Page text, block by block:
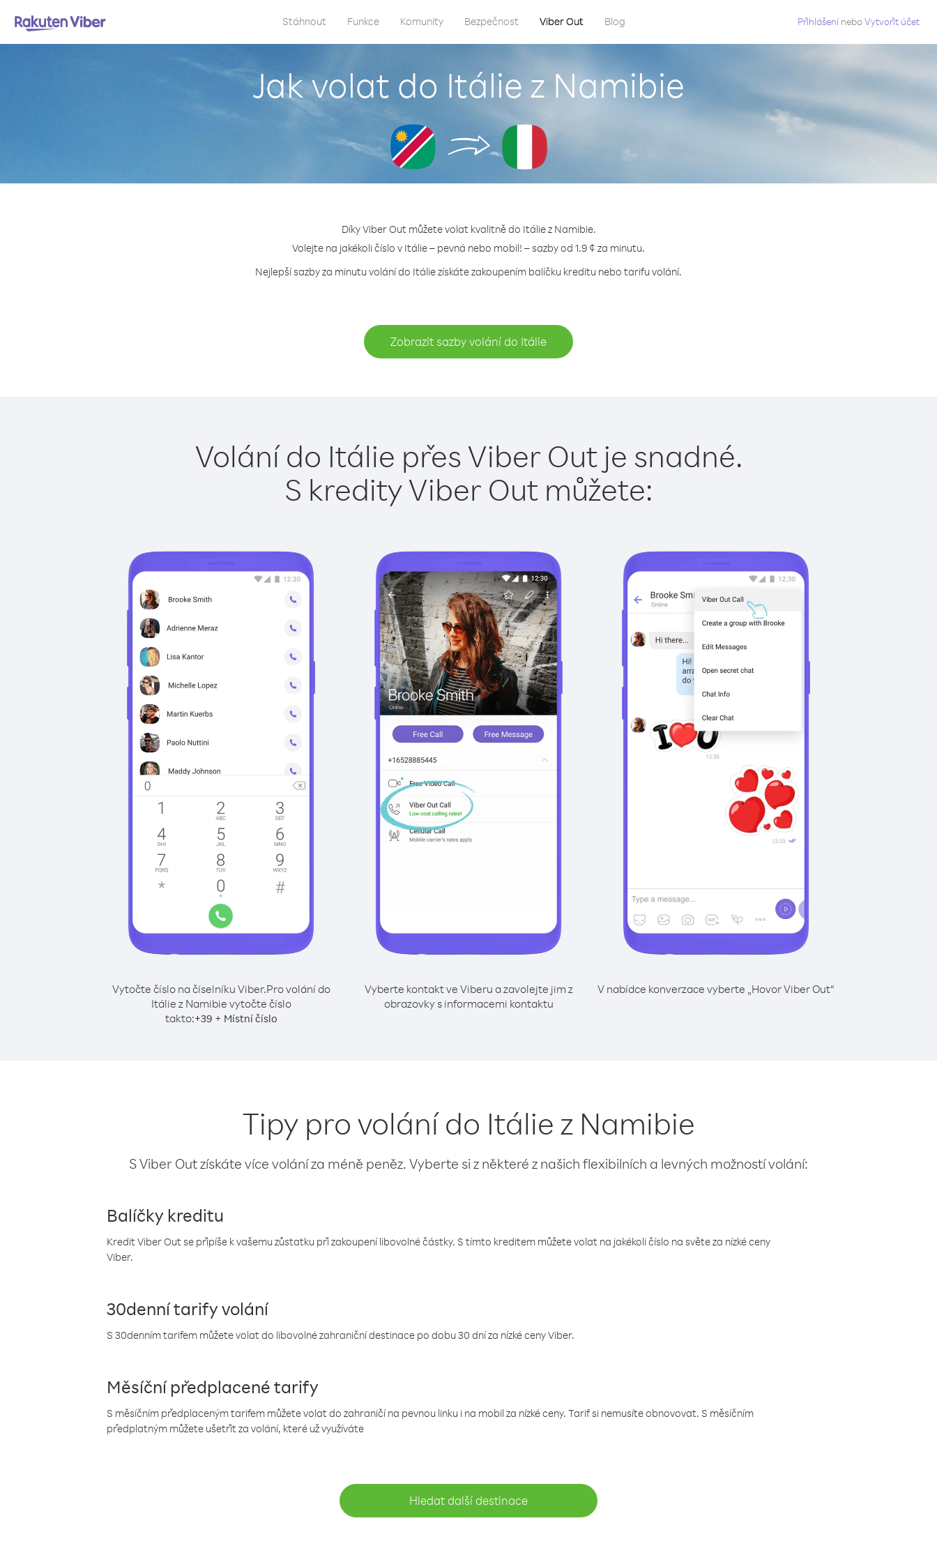
Stáhnout Funkce Komunity Bezpečnost Viber Out Blog Přihlášení neboVytvořit účet
Jak volat do Itálie z Namibie
Díky Viber Out můžete volat kvalitně do Itálie z Namibie.
Volejte na jakékoli číslo v Itálie – pevná nebo mobil! – sazby od 1.9 ¢ za minutu.
Nejlepší sazby za minutu volání do Itálie získáte zakoupením balíčku kreditu nebo tarifu volání.
Zobrazit sazby volání do Itálie
Volání do Itálie přes Viber Out je snadné.
S kredity Viber Out můžete:
Vytočte číslo na číselníku Viber.Pro volání do
Itálie z Namibie vytočte číslo
takto:+39 + Místní číslo
Vyberte kontakt ve Viberu a zavolejte jim z
obrazovky s informacemi kontaktu
V nabídce konverzace vyberte „Hovor Viber Out“
Tipy pro volání do Itálie z Namibie
S Viber Out získáte více volání za méně peněz. Vyberte si z některé z našich flexibilních a levných možností volání:
Balíčky kreditu
Kredit Viber Out se připíše k vašemu zůstatku při zakoupení libovolné částky. S tímto kreditem můžete volat na jakékoli číslo na světe za nízké ceny
Viber.
30denní tarify volání
S 30denním tarifem můžete volat do libovolné zahraniční destinace po dobu 30 dní za nízké ceny Viber.
Měsíční předplacené tarify
S měsíčním předplaceným tarifem můžete volat do zahraničí na pevnou linku i na mobil za nízké ceny. Tarif si nemusíte obnovovat. S měsíčním
předplatným můžete ušetřit za volání, které už využíváte
Hledat další destinace